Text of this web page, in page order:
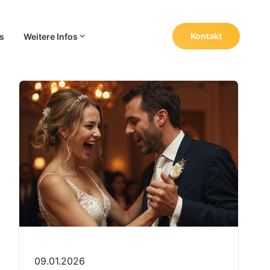
Weitere Infos Navigation wiederholen Kontakt
09.01.2026